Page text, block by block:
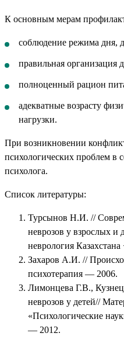
К основным мерам
соблюдение режима дня,
правильная организация
полноценный рацион
адекватные возрасту
нагрузки.
При возникновении
психологических проблем в
психолога.
Список литературы:
Турсынов Н.И. //
неврозов у взрослых и
неврология
Захаров А.И. //
психотерапия — 2006.
Лимонцева Г.В.,
неврозов у детей//
«Психологические
— 2012.